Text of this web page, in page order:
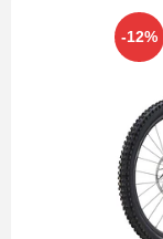
-12%